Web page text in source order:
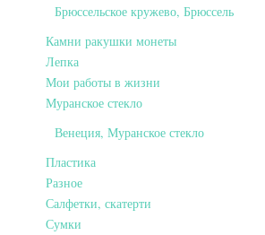
Брюссельское кружево, Брюссель
Камни ракушки монеты
Лепка
Мои работы в жизни
Муранское стекло
Венеция, Муранское стекло
Пластика
Разное
Салфетки, скатерти
Сумки